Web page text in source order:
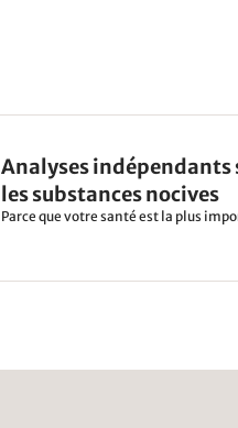
Analyses indépendants
les substances nocives
Parce que votre santé est la plus